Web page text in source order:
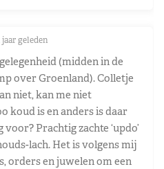
jaar geleden
(midden in de
over Groenland). Colletje
niet, kan me niet
koud is en anders is daar
Prachtig zachte ‘updo’
lach. Het is volgens mij
orders en juwelen om een